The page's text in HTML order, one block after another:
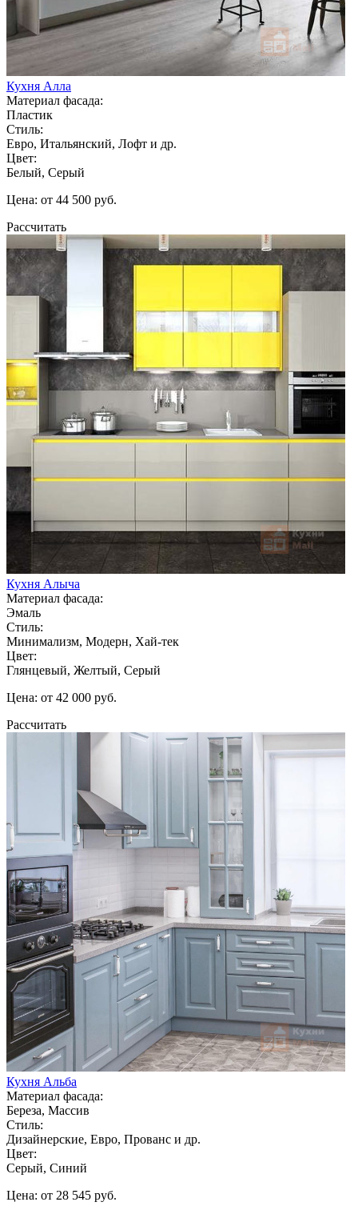
Кухня Алла
Материал фасада:
Пластик
Стиль:
Евро, Итальянский, Лофт и др.
Цвет:
Белый, Серый
Цена: от 44 500 руб.
Рассчитать
Кухня Алыча
Материал фасада:
Эмаль
Стиль:
Минимализм, Модерн, Хай-тек
Цвет:
Глянцевый, Желтый, Серый
Цена: от 42 000 руб.
Рассчитать
Кухня Альба
Материал фасада:
Береза, Массив
Стиль:
Дизайнерские, Евро, Прованс и др.
Цвет:
Серый, Синий
Цена: от 28 545 руб.